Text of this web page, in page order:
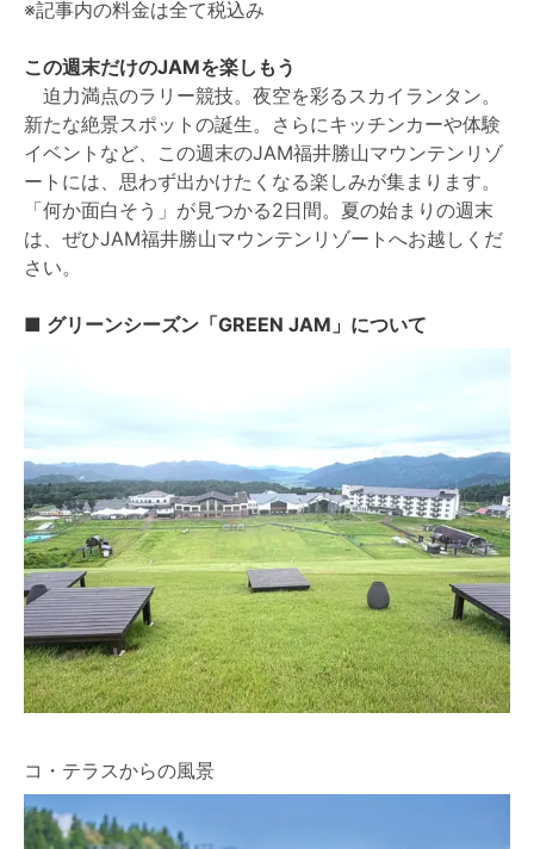
※記事内の料金は全て税込み
この週末だけのJAMを楽しもう
迫力満点のラリー競技。夜空を彩るスカイランタン。
新たな絶景スポットの誕生。さらにキッチンカーや体験
イベントなど、この週末のJAM福井勝山マウンテンリゾ
ートには、思わず出かけたくなる楽しみが集まります。
「何か面白そう」が見つかる2日間。夏の始まりの週末
は、ぜひJAM福井勝山マウンテンリゾートへお越しくだ
さい。
■ グリーンシーズン「GREEN JAM」について
コ・テラスからの風景